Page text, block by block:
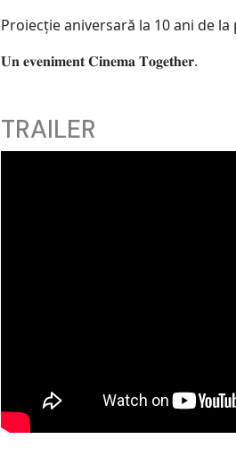
Proiecție aniversară la 10 ani de
𝐔𝐧 𝐞𝐯𝐞𝐧𝐢𝐦𝐞𝐧𝐭 𝐂𝐢𝐧𝐞𝐦𝐚 𝐓𝐨𝐠𝐞𝐭𝐡𝐞𝐫.
TRAILER